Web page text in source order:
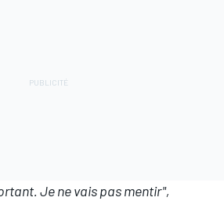
Je ne vais pas mentir",